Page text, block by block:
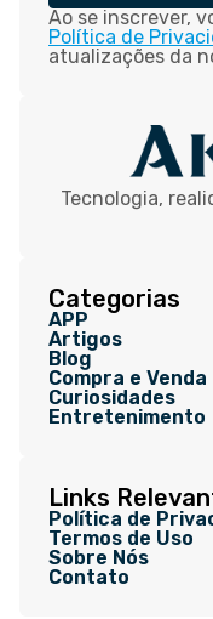
Ao se inscrever,
Política de
atualizações da
Tecnologia,
Categorias
APP
Artigos
Blog
Compra e Venda
Curiosidades
Entretenimento
Links
Política de
Termos de Uso
Sobre Nós
Contato